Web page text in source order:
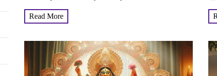
പൊതുഫലത്തോടൊപ്പം വ്യക്തിപരമായ
ഗുണദോഷഫലങ്ങൾ കൃത്യമായി
വിലയിരുത്തുവാൻ....
Read More